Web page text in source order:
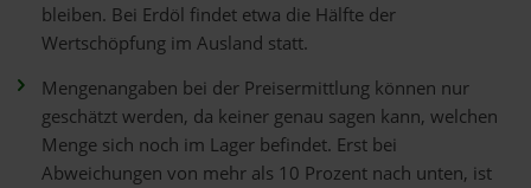
bleiben. Bei Erdöl findet etwa die Hälfte der
Wertschöpfung im Ausland statt.
Mengenangaben bei der Preisermittlung können nur
geschätzt werden, da keiner genau sagen kann, welchen
Menge sich noch im Lager befindet. Erst bei
Abweichungen von mehr als 10 Prozent nach unten, ist